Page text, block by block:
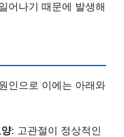
어나기 때문에 발생해
인으로 이에는 아래와
: 고관절이 정상적인